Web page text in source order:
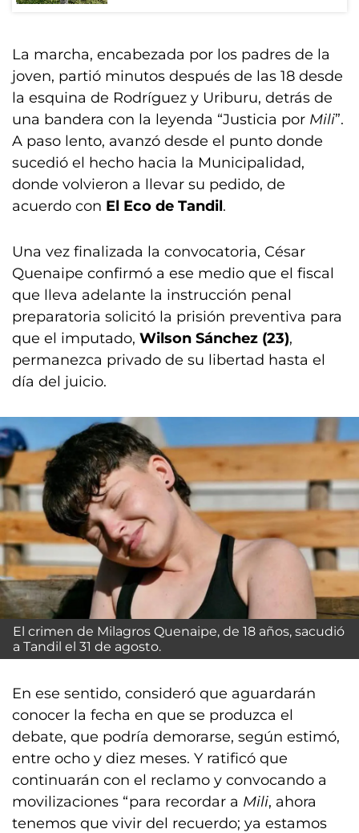
La marcha, encabezada por los padres de la
joven, partió minutos después de las 18 desde
la esquina de Rodríguez y Uriburu, detrás de
una bandera con la leyenda “Justicia por Mili”.
A paso lento, avanzó desde el punto donde
sucedió el hecho hacia la Municipalidad,
donde volvieron a llevar su pedido, de
acuerdo con El Eco de Tandil.
Una vez finalizada la convocatoria, César
Quenaipe confirmó a ese medio que el fiscal
que lleva adelante la instrucción penal
preparatoria solicitó la prisión preventiva para
que el imputado, Wilson Sánchez (23),
permanezca privado de su libertad hasta el
día del juicio.
El crimen de Milagros Quenaipe, de 18 años, sacudió
a Tandil el 31 de agosto.
En ese sentido, consideró que aguardarán
conocer la fecha en que se produzca el
debate, que podría demorarse, según estimó,
entre ocho y diez meses. Y ratificó que
continuarán con el reclamo y convocando a
movilizaciones “para recordar a Mili, ahora
tenemos que vivir del recuerdo; ya estamos